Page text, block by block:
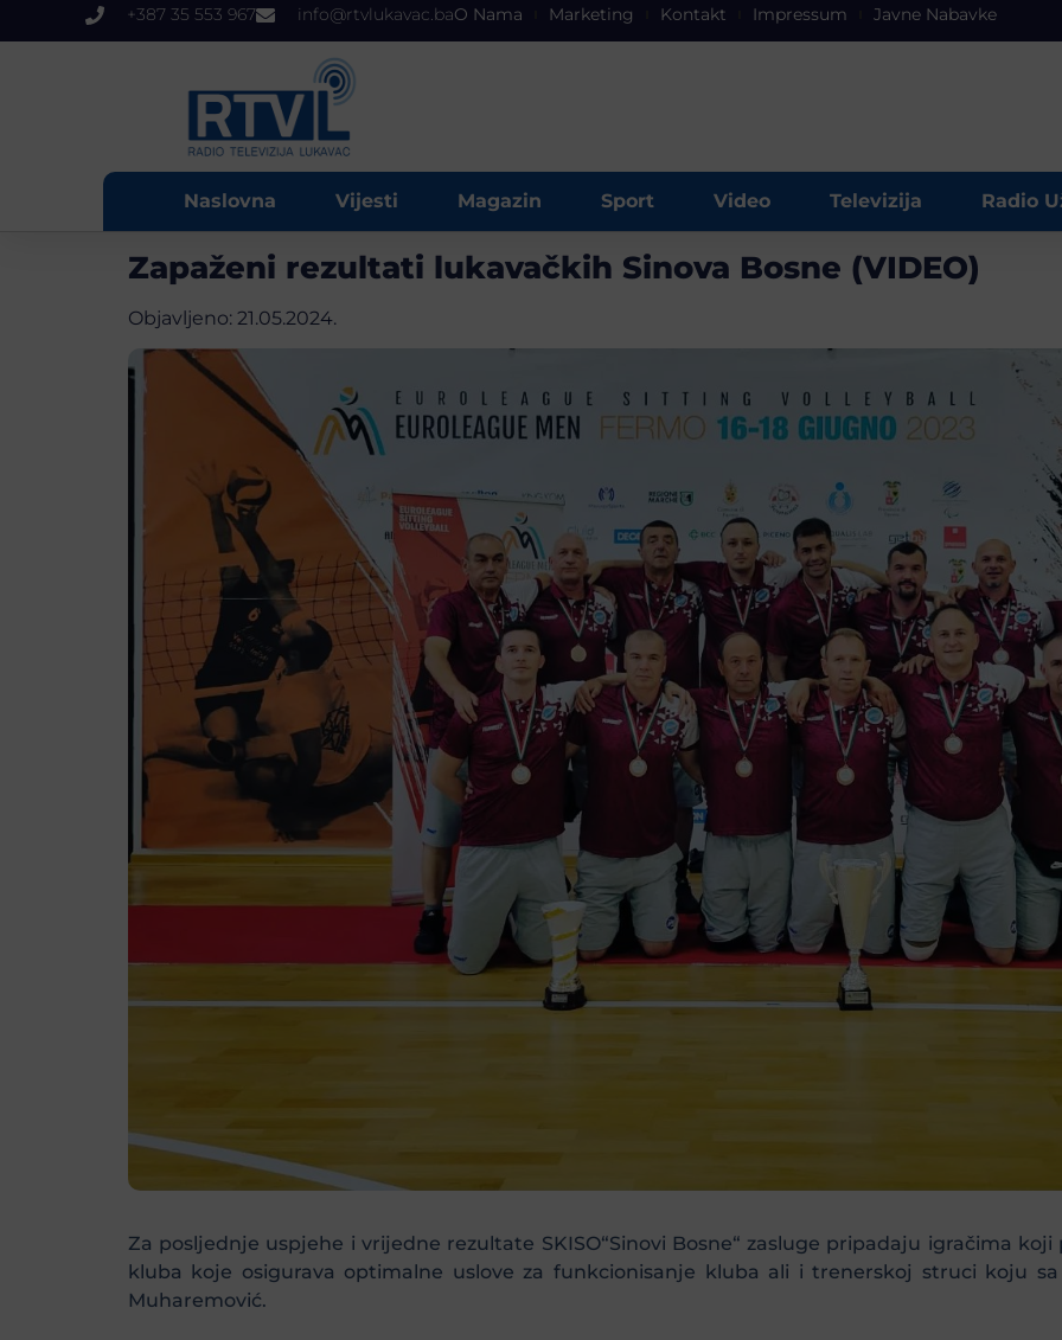
+387 35 553 967 info@rtvlukavac.baO Nama Marketing Kontakt Impressum Javne Nabavke
Naslovna Vijesti Magazin Sport Video Televizija Radio
Zapaženi rezultati lukavačkih Sinova Bosne (VIDEO)
Objavljeno: 21.05.2024.
Za posljednje uspjehe i vrijedne rezultate SKISO“Sinovi Bosne“ zasluge pripadaju igračima
kluba koje osigurava optimalne uslove za funkcionisanje kluba ali i trenerskoj struci koju
Muharemović.